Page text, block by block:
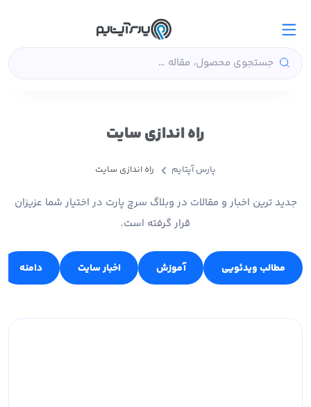
راه اندازی سایت
پارس آپتایم راه اندازی سایت
جدید ترین اخبار و مقالات در وبلاگ سرچ پارت در اختیار شما عزیزان
قرار گرفته است.
مطالب ویدئویی آموزش اخبار سایت دامنه